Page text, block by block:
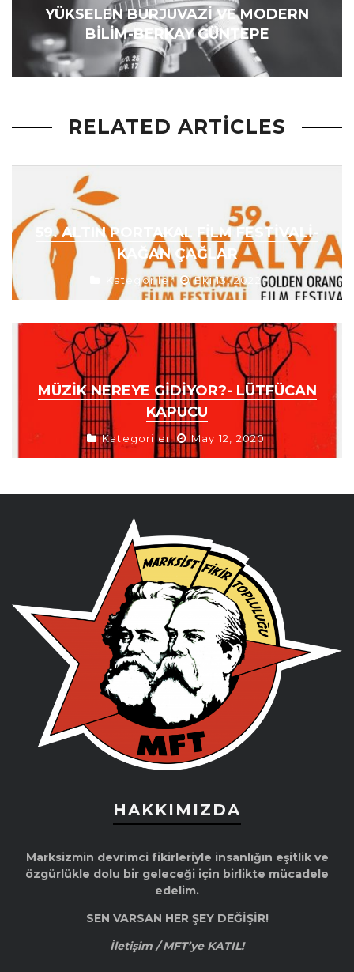
YÜKSELEN BURJUVAZI VE MODERN
BILIM-BERKAY GÜNTEPE
RELATED ARTICLES
59. ALTIN PORTAKAL FILM FESTIVALI-
KAĞAN ÇAĞLAR
Kategoriler Eki 13, 2022
MÜZIK NEREYE GIDIYOR?- LÜTFÜCAN
KAPUCU
Kategoriler May 12, 2020
HAKKIMIZDA
Marksizmin devrimci fikirleriyle insanlığın eşitlik ve
özgürlükle dolu bir geleceği için birlikte mücadele
edelim.
SEN VARSAN HER ŞEY DEĞİŞİR!
İletişim / MFT’ye KATIL!